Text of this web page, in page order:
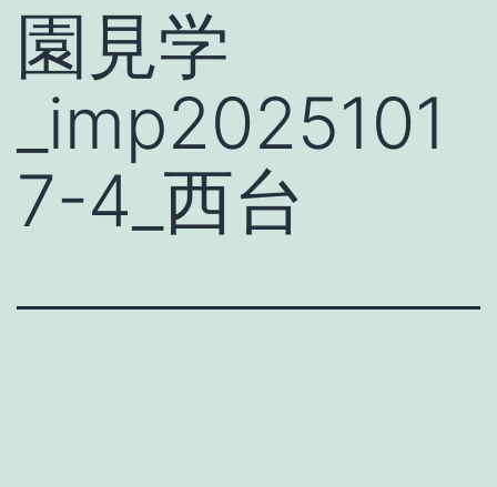
園見学
_imp2025101
7-4_西台